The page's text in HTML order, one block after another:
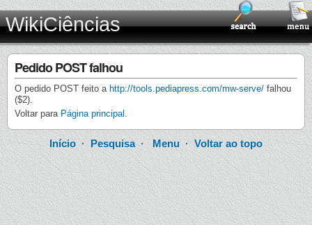
WikiCiências
Pedido POST falhou
O pedido POST feito a http://tools.pediapress.com/mw-serve/ falhou
($2).
Voltar para Página principal .
Início·Pesquisa· Menu· Voltar ao topo